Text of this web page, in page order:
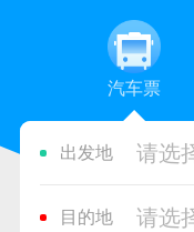
汽车票
出发地 请选
目的地 请选